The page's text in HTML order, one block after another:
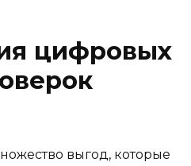
цифровых
выгод, которые